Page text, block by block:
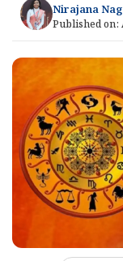
Nirajana Nag
Published on: